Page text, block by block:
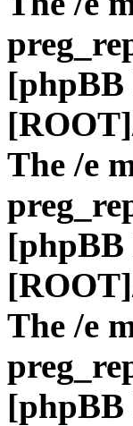
[phpBB
The /e
[phpBB
The /e
[phpBB